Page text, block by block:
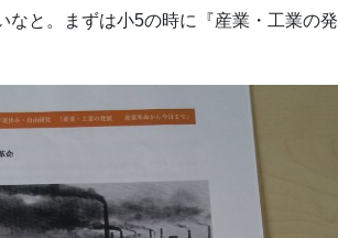
と。まずは小5の時に『産業・工業の発